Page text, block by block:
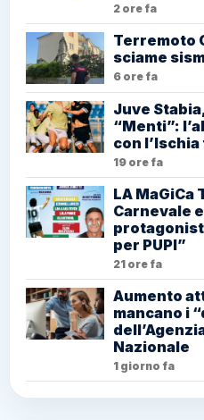
2 ore fa
Terremoto
sciame
6 ore fa
Juve
“Menti”:
con
19 ore fa
LA MaGiCa
Carnevale
per PUPI”
21 ore fa
Aumento
mancano i
Nazionale
1 giorno fa